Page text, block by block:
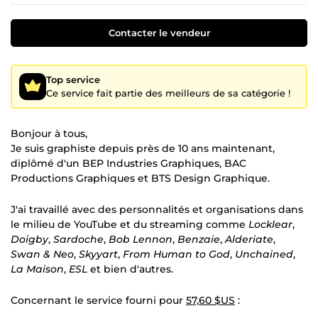
Contacter le vendeur
Top service
Ce service fait partie des meilleurs de sa catégorie !
Bonjour à tous,
Je suis graphiste depuis près de 10 ans maintenant,
diplômé d'un BEP Industries Graphiques, BAC
Productions Graphiques et BTS Design Graphique.
J'ai travaillé avec des personnalités et organisations dans
le milieu de YouTube et du streaming comme Locklear,
Doigby, Sardoche, Bob Lennon, Benzaie,Alderiate,
Swan & Neo, Skyyart, From Human to God, Unchained,
La Maison, ESL et bien d'autres.
Concernant le service fourni pour 57,60 $US :